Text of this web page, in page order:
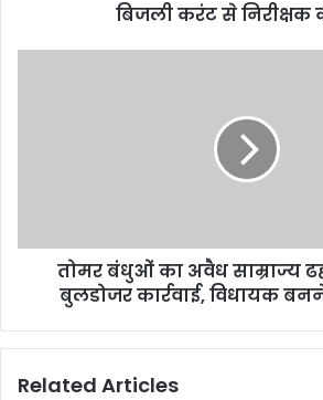
बिजली करंट से निरीक्षक
तोमर बंधुओं का अवैध साम्राज्य
बुलडोजर कार्रवाई, विधायक
Related Articles